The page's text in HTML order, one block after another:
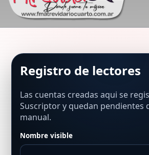
Registro de lectores
Las cuentas creadas aqui se
Suscriptor y quedan pendientes
manual.
Nombre visible